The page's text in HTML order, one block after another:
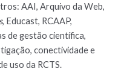
AAI, Arquivo da Web,
, Educast, RCAAP,
de gestão científica,
conectividade e
uso da RCTS.